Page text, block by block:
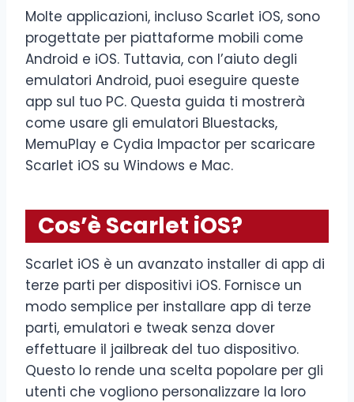
Molte applicazioni, incluso Scarlet iOS, sono
progettate per piattaforme mobili come
Android e iOS. Tuttavia, con l’aiuto degli
emulatori Android, puoi eseguire queste
app sul tuo PC. Questa guida ti mostrerà
come usare gli emulatori Bluestacks,
MemuPlay e Cydia Impactor per scaricare
Scarlet iOS su Windows e Mac.
Cos’è Scarlet iOS?
Scarlet iOS è un avanzato installer di app di
terze parti per dispositivi iOS. Fornisce un
modo semplice per installare app di terze
parti, emulatori e tweak senza dover
effettuare il jailbreak del tuo dispositivo.
Questo lo rende una scelta popolare per gli
utenti che vogliono personalizzare la loro